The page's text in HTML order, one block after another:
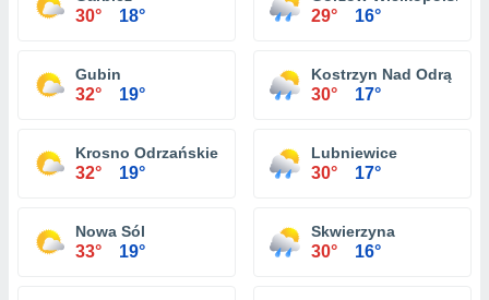
30° 18° 29° 16°
Gubin
32° 19°
Kostrzyn Nad Odrą
30° 17°
Krosno Odrzańskie
32° 19°
Lubniewice
30° 17°
Nowa Sól
33° 19°
Skwierzyna
30° 16°